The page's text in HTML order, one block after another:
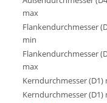
max
Flankendurchmesser
min
Flankendurchmesser
max
Kerndurchmesser (D1)
Kerndurchmesser (D1)